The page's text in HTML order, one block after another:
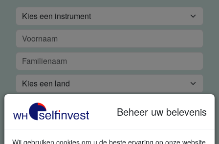
Beheer uw belevenis
Wij gebruiken cookies om u de beste ervaring op onze website